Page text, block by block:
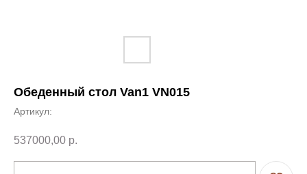
Обеденный стол Van1 VN015
Артикул:
537000,00 р.